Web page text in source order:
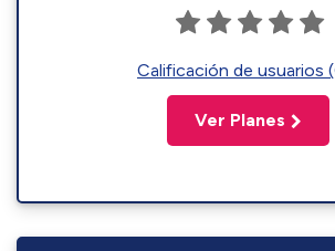
Calificación de usuarios
Ver Planes